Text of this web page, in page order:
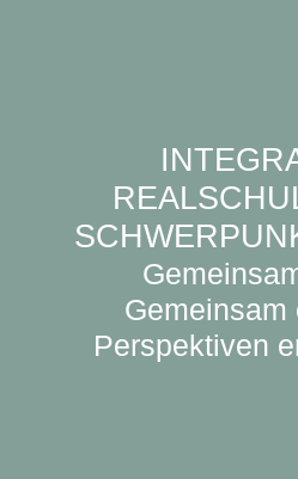
Gemeinsam
Perspektiven